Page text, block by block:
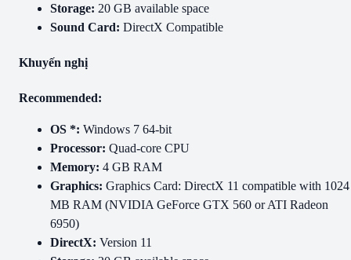
Storage: 20 GB available space
Sound Card: DirectX Compatible
Khuyến nghị
Recommended:
OS *: Windows 7 64-bit
Processor: Quad-core CPU
Memory: 4 GB RAM
Graphics: Graphics Card: DirectX 11 compatible with 1024
MB RAM (NVIDIA GeForce GTX 560 or ATI Radeon
6950)
DirectX: Version 11